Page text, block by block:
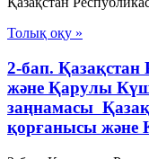
Толық оқу »
2-бап.
және Қарулы
заңнамасы
қорғанысы және